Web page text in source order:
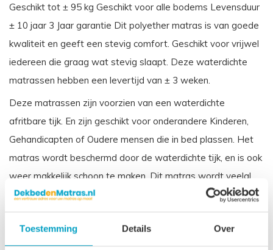
Toestemming Details Over
Geschikt tot ± 95 kg Geschikt voor alle bodems Levensduur
± 10 jaar 3 Jaar garantie Dit polyether matras is van goede
kwaliteit en geeft een stevig comfort. Geschikt voor vrijwel
iedereen die graag wat stevig slaapt. Deze waterdichte
matrassen hebben een levertijd van ± 3 weken.
Deze matrassen zijn voorzien van een waterdichte
afritbare tijk. En zijn geschikt voor onderandere Kinderen,
Gehandicapten of Oudere mensen die in bed plassen. Het
matras wordt beschermd door de waterdichte tijk, en is ook
weer makkelijk schoon te maken. Dit matras wordt veelal
toegepast in zorginstellingen.
Vergelijkbare benamingen voor een koudschuim waterdichte
matras zijn: Incontinentie matras, Zorgmatras, Vloeistofdicht